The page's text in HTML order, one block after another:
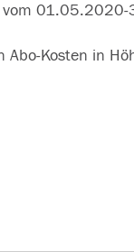
vom
Kosten in